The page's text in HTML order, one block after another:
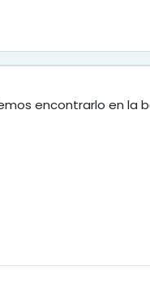
encontrarlo en la